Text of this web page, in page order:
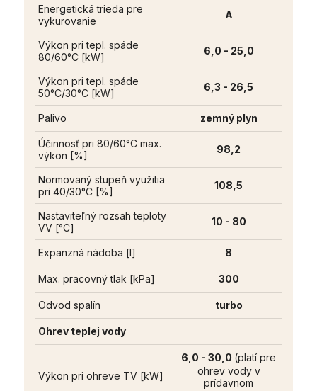
Energetická trieda pre
vykurovanie
A
Výkon pri tepl. spáde
80/60°C [kW]
6,0 - 25,0
Výkon pri tepl. spáde
50°C/30°C [kW]
6,3 - 26,5
Palivo zemný plyn
Účinnosť pri 80/60°C max.
výkon [%]
98,2
Normovaný stupeň využitia
pri 40/30°C [%]
108,5
Nastaviteľný rozsah teploty
VV [°C]
10 - 80
Expanzná nádoba [l] 8
Max. pracovný tlak [kPa] 300
Odvod spalín turbo
Ohrev teplej vody
Výkon pri ohreve TV [kW]
6,0 - 30,0 (platí pre
ohrev vody v
prídavnom